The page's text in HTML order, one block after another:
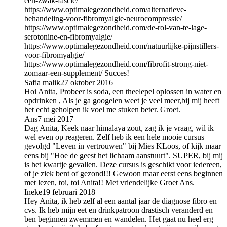
https://www.optimalegezondheid.com/alternatieve-
behandeling-voor-fibromyalgie-neurocompressie/
https://www.optimalegezondheid.com/de-rol-van-te-lage-
serotonine-en-fibromyalgie/
https://www.optimalegezondheid.com/natuurlijke-pijnstillers-
voor-fibromyalgie/
https://www.optimalegezondheid.com/fibrofit-strong-niet-
zomaar-een-supplement/ Succes!
Safia malik27 oktober 2016
Hoi Anita, Probeer is soda, een theelepel oplossen in water en
opdrinken , Als je ga googelen weet je veel meer,bij mij heeft
het echt geholpen ik voel me stuken beter. Groet.
Ans7 mei 2017
Dag Anita, Keek naar himalaya zout, zag ik je vraag, wil ik
wel even op reageren. Zelf heb ik een hele mooie cursus
gevolgd "Leven in vertrouwen" bij Mies KLoos, of kijk maar
eens bij "Hoe de geest het lichaam aanstuurt". SUPER, bij mij
is het kwartje gevallen. Deze cursus is geschikt voor iedereen,
of je ziek bent of gezond!!! Gewoon maar eerst eens beginnen
met lezen, toi, toi Anita!! Met vriendelijke Groet Ans.
Ineke19 februari 2018
Hey Anita, ik heb zelf al een aantal jaar de diagnose fibro en
cvs. Ik heb mijn eet en drinkpatroon drastisch veranderd en
ben beginnen zwemmen en wandelen. Het gaat nu heel erg